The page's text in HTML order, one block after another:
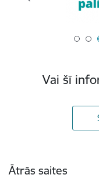
Vai šī
Ātrās saites